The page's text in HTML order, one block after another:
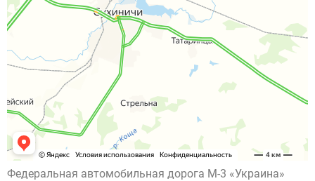
Федеральная автомобильная дорога М-3 «Украина»